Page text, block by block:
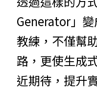
Generator」
教練，不僅幫
路，更使生成
近期待，提升